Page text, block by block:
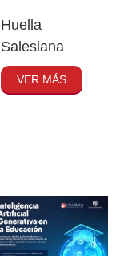
Huella
Salesiana
VER MÁS